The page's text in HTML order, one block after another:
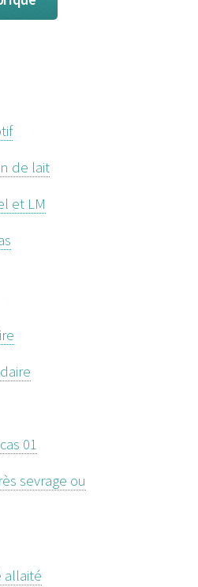
de lait
et LM
01
sevrage ou
allaité